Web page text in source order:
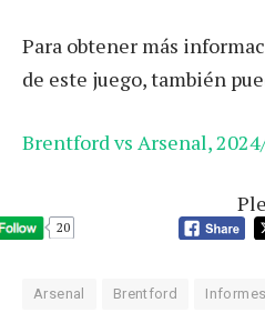
Para obtener más
de este juego, también
Brentford vs Arsenal,
20
Arsenal Brentford Informes